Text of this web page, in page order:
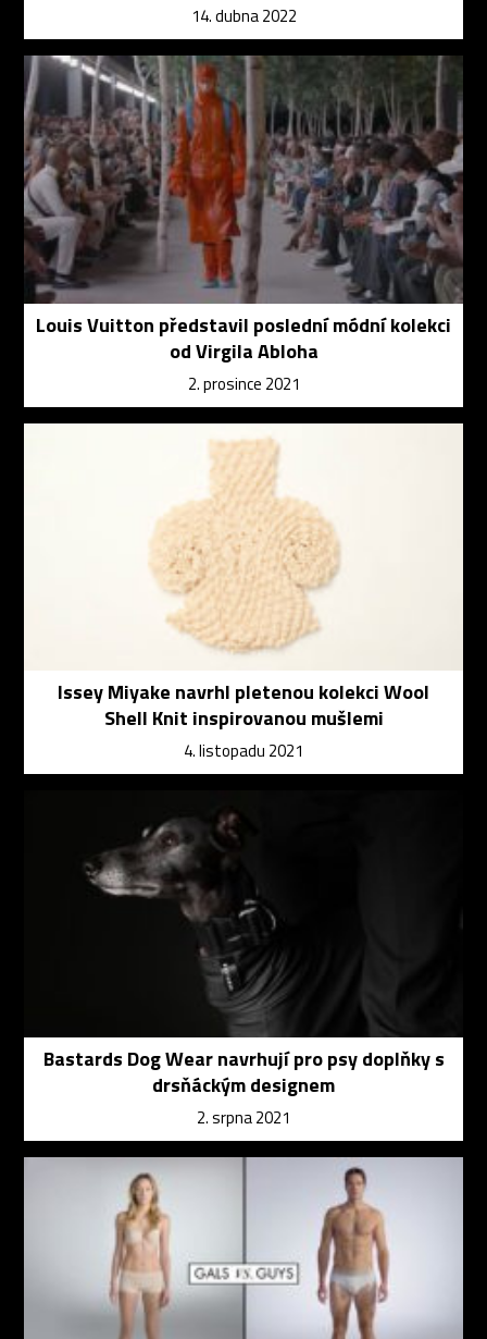
14. dubna 2022
Louis Vuitton představil poslední módní kolekci
od Virgila Abloha
2. prosince 2021
Issey Miyake navrhl pletenou kolekci Wool
Shell Knit inspirovanou mušlemi
4. listopadu 2021
Bastards Dog Wear navrhují pro psy doplňky s
drsňáckým designem
2. srpna 2021